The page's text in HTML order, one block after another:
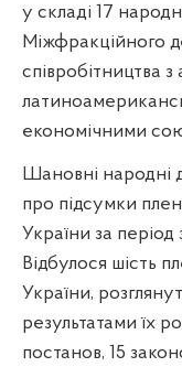
у складі 17
Міжфракційного
співробітництва
економічними
Шановні народні
про підсумки
України за період
Відбулося шість
України,
результатами їх
постанов, 15